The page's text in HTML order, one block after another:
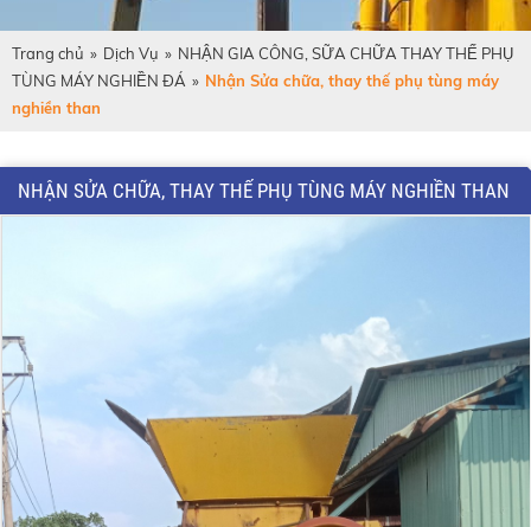
Trang chủ » Dịch Vụ » NHẬN GIA CÔNG, SỮA CHỮA THAY THẾ PHỤ
TÙNG MÁY NGHIỀN ĐÁ » Nhận Sửa chữa, thay thế phụ tùng máy
nghiền than
NHẬN SỬA CHỮA, THAY THẾ PHỤ TÙNG MÁY NGHIỀN THAN